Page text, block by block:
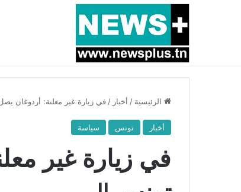
أخبار عاجلة بسبب المرزوقي وبتكليف من سعيّد:
الرئيسية / أخبار / في زيارة غير معلنة: أردوغان
أخبار تونس سياسة
في زيارة غير